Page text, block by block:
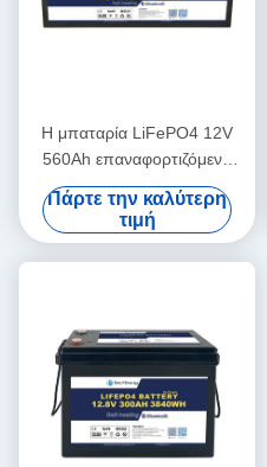
Η μπαταρία LiFePO4 12V
560Ah επαναφορτιζόμενη
Οικονομική 5000 κύκλοι 12v
Lifepo4 μπαταρία
Πάρτε την καλύτερη
τιμή